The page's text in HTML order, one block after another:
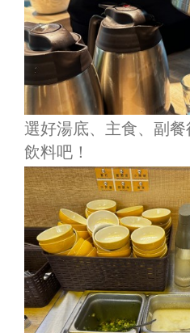
選好湯底、主食、副
飲料吧！